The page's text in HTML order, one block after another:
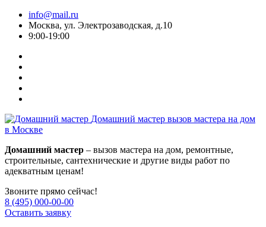
info@mail.ru
Москва, ул. Электрозаводская, д.10
9:00-19:00
Домашний мастер вызов мастера на дом
в Москве
Домашний мастер – вызов мастера на дом, ремонтные,
строительные, сантехнические и другие виды работ по
адекватным ценам!
Звоните прямо сейчас!
8 (495) 000-00-00
Оставить заявку